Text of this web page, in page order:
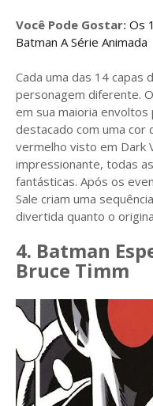
Você Pode Gostar: Os
Batman A Série Animada
Cada uma das 14 capas
personagem diferente.
em sua maioria envoltos
destacado com uma cor
vermelho visto em Dark
impressionante, todas
fantásticas. Após os
Sale criam uma
divertida quanto o
4. Batman
Bruce Timm